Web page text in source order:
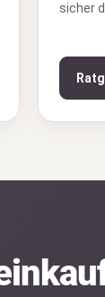
sicher